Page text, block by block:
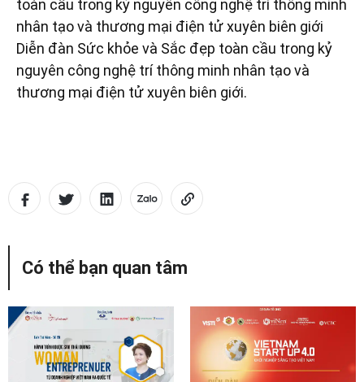
toàn cầu trong kỷ nguyên công nghệ trí thông minh
nhân tạo và thương mại điện tử xuyên biên giới
Diễn đàn Sức khỏe và Sắc đẹp toàn cầu trong kỷ
nguyên công nghệ trí thông minh nhân tạo và
thương mại điện tử xuyên biên giới.
Có thể bạn quan tâm